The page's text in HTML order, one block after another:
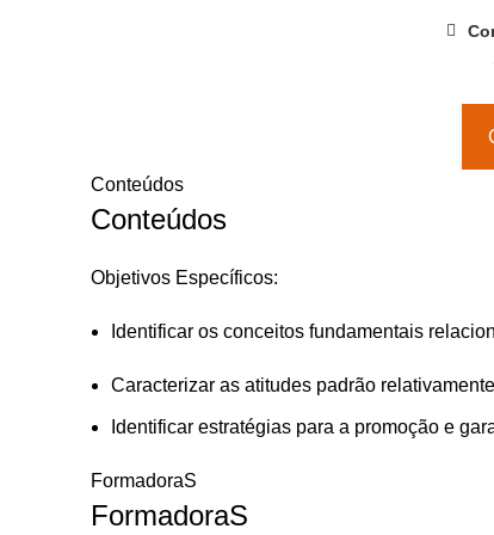
Conteúdos
Conteúdos
Objetivos Específicos:
Identificar os conceitos fundamentais
Caracterizar as atitudes padrão
Identificar estratégias para a promoção e
FormadoraS
FormadoraS